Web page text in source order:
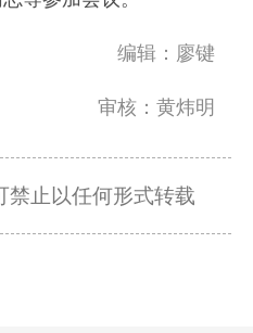
编辑：廖键
审核：黄炜明
禁止以任何形式转载